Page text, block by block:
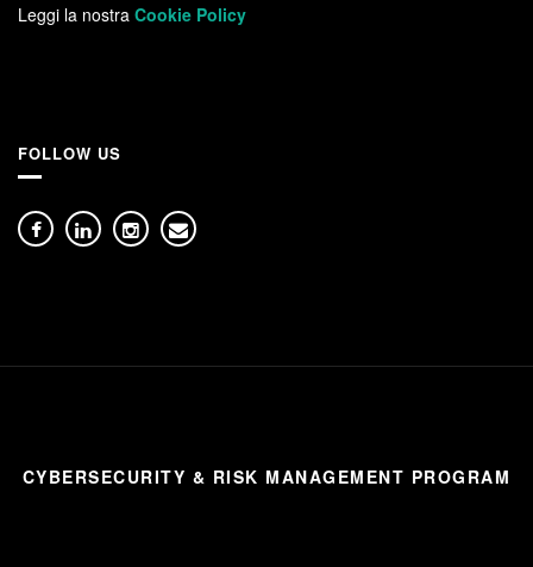
Leggi la nostra Cookie Policy
FOLLOW US
CYBERSECURITY & RISK MANAGEMENT PROGRAM